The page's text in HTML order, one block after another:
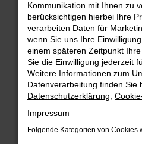
Fehler: Network
Beim Laden ist ein Fehler
Hier sind ein paar Tipps,
Überprüfe deine
Internetverbindung.
Laden andere
Suchmaschine?
Prüfe deine
Kommunikation mit Ihnen zu
berücksichtigen hierbei Ihre
verarbeiten Daten für
wenn Sie uns Ihre
einem späteren Zeitpunkt
Sie die Einwilligung jederzeit
Weitere Informationen zum
Datenverarbeitung finden Sie
Datenschutzerklärung
Impressum
Folgende Kategorien von Cookies